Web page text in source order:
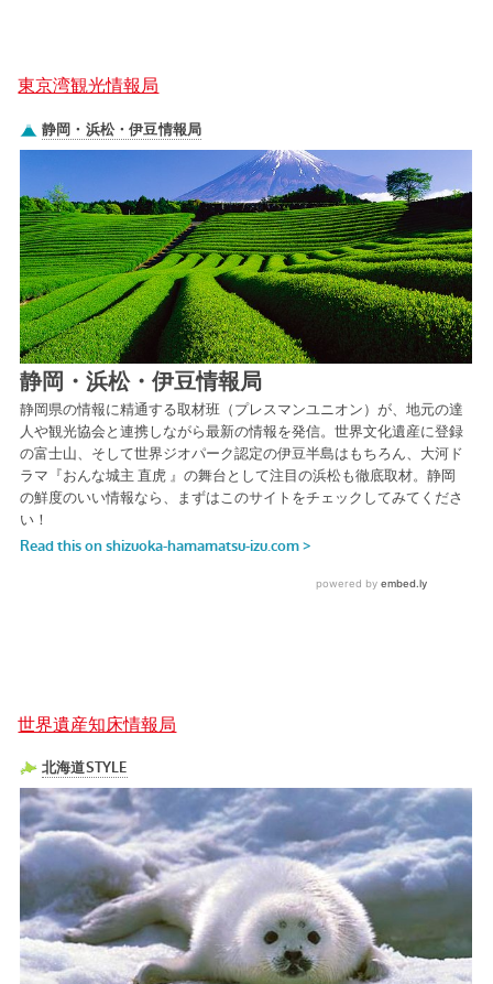
東京湾観光情報局
世界遺産知床情報局